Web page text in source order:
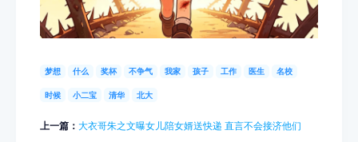
梦想 什么 奖杯 不争气 我家 孩子 工作 医生 名校
时候 小二宝 清华 北大
上一篇： 大衣哥朱之文曝女儿陪女婿送快递 直言不会接济他们